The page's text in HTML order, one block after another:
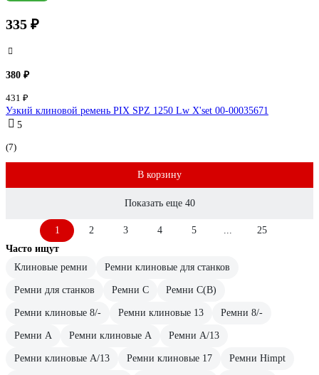
335 ₽
380 ₽
431 ₽
Узкий клиновой ремень PIX SPZ 1250 Lw X'set 00-00035671
5
(7)
В корзину
Показать еще 40
1 2 3 4 5 ...
25
Часто ищут
Клиновые ремни
Ремни клиновые для станков
Ремни для станков Ремни C Ремни C(В)
Ремни клиновые 8/- Ремни клиновые 13 Ремни 8/-
Ремни A Ремни клиновые A Ремни A/13
Ремни клиновые A/13 Ремни клиновые 17 Ремни Himpt